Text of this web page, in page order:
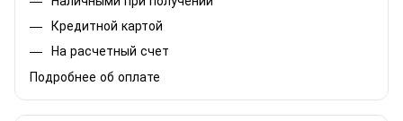
Кредитной картой
На расчетный счет
Подробнее об оплате